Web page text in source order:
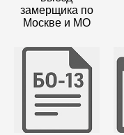
замерщика по
Москве и МО